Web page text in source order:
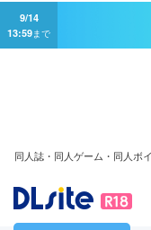
9/14
13:59まで
同人誌・同人ゲーム・同人ボ